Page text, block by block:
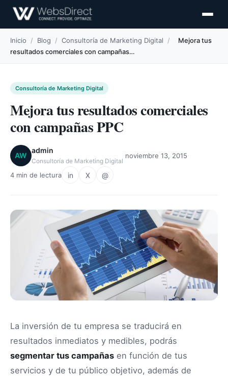
Inicio / Blog / Consultoría de Marketing Digital /
Mejora tus
resultados comerciales con campañas…
Consultoría de Marketing Digital
Mejora tus resultados comerciales
con campañas PPC
AW
admin
Consultoría de Marketing Digital
noviembre 13, 2015
4 min de lectura in X @
La inversión de tu empresa se traducirá en
resultados inmediatos y medibles, podrás
segmentar tus campañas en función de tus
servicios y de tu público objetivo, además de